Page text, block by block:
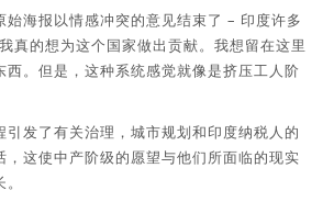
始海报以情感冲突的意见结束了 – 印度许多
真的想为这个国家做出贡献。我想留在这里
西。但是，这种系统感觉就像是挤压工人阶
引发了有关治理，城市规划和印度纳税人的
，这使中产阶级的愿望与他们所面临的现实